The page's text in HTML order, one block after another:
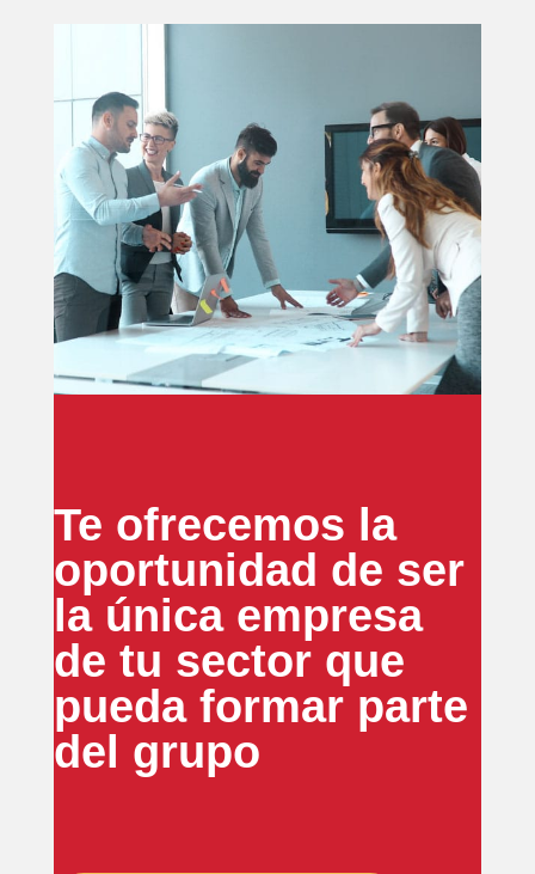
Te ofrecemos la
oportunidad de ser
la única empresa
de tu sector que
pueda formar parte
del grupo